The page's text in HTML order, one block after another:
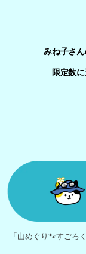
みね子さ
限定数
「山めぐり🐾すごろ